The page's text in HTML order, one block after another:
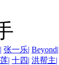
| 张一乐| Beyond|
| 十四| 洪帮主|